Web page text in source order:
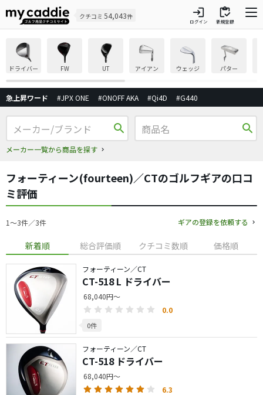
クチコミ 54,043件 login
ログイン
inventory
新規登録
ドライバー FW UT アイアン ウェッジ パター
急上昇ワード #JPX ONE #ONOFF AKA #Qi4D #G440
search
メーカー一覧から商品を探す
search
フォーティーン(fourteen)／CTのゴルフギアの口コ
ミ評価
1〜3件／3件 ギアの登録を依頼する
新着順 総合評価順 クチコミ数順 価格順
フォーティーン／CT
CT-518 L ドライバー
68,040円～
0.0
0件
フォーティーン／CT
CT-518 ドライバー
68,040円～
6.3